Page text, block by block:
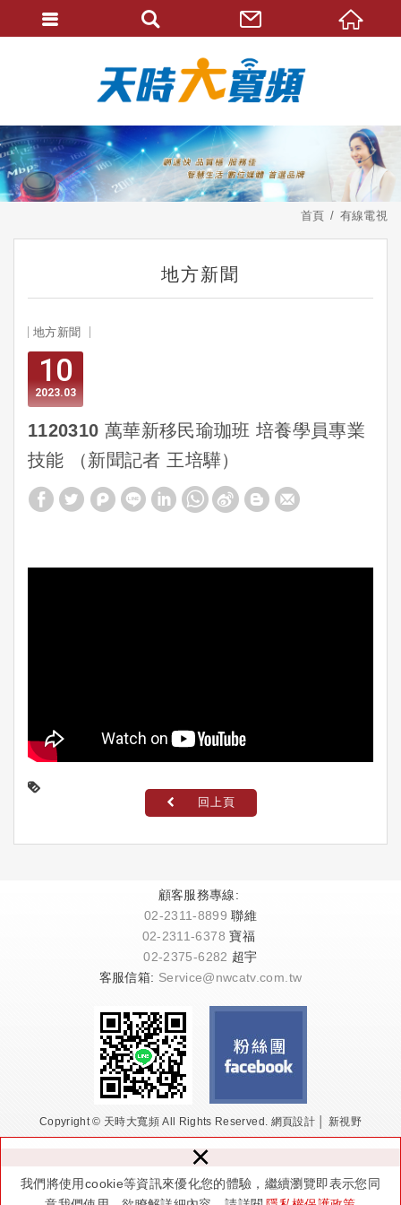
我們將使用cookie等資訊來優化您的體驗，繼續瀏覽即表示您同
×
首頁 有線電視
地方新聞
地方新聞
10
03
2023
1120310 萬華新移民瑜珈班 培養學員專業
技能 （新聞記者 王培驊）
回上頁
顧客服務專線:
02-2311-8899 聯維
02-2311-6378 寶福
02-2375-6282 超宇
客服信箱: Service@nwcatv.com.tw
Copyright © 天時大寬頻 All Rights Reserved. 網頁設計 │ 新視野